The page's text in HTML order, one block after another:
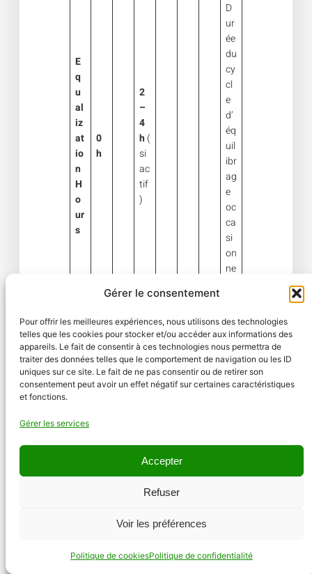
Gérer le consentement
Pour offrir les meilleures expériences, nous utilisons des technologies
telles que les cookies pour stocker et/ou accéder aux informations des
appareils. Le fait de consentir à ces technologies nous permettra de
traiter des données telles que le comportement de navigation ou les ID
uniques sur ce site. Le fait de ne pas consentir ou de retirer son
consentement peut avoir un effet négatif sur certaines caractéristiques
et fonctions.
Gérer les services
Accepter
Refuser
Voir les préférences
Politique de cookiesPolitique de confidentialité
E
q
u
al
iz
at
io
n
H
o
ur
s
0
h
2
–
4
h (
si
ac
tif
)
D
ur
ée
du
cy
cl
e
d’
éq
uil
ibr
ag
e
oc
ca
si
on
ne
B
is
ca
8
(in
ca
al
eu
r à
aj
us
ec
e
pr